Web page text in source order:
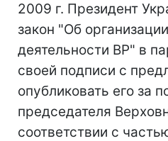
2009 г. Президент
закон "Об
деятельности ВР" в
своей подписи с
опубликовать его за
председателя
соответствии с